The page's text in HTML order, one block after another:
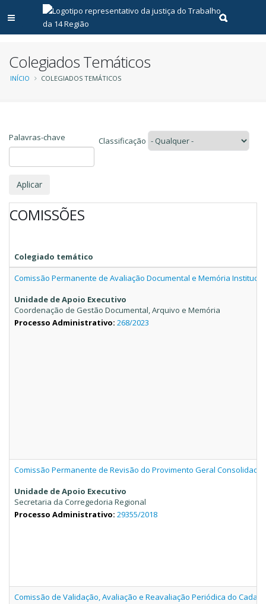
Abrir menu principal
Realizar
Colegiados Temáticos
Trilha
navegação
INÍCIO COLEGIADOS TEMÁTICOS
Palavras-chave Classificação
COMISSÕES
Colegiado temático
Comissão Permanente de Avaliação Documental e Memória
Unidade de Apoio Executivo
Coordenação de Gestão Documental, Arquivo e Memória
Processo Administrativo: 268/2023
Comissão Permanente de Revisão do Provimento Geral Consolidado
Unidade de Apoio Executivo
Secretaria da Corregedoria Regional
Processo Administrativo: 29355/2018
Comissão de Validação, Avaliação e Reavaliação Periódica do